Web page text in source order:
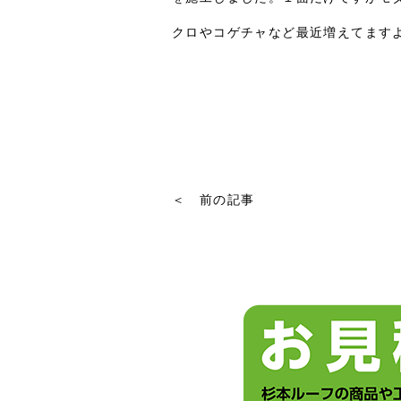
クロやコゲチャなど最近増えてます
＜ 前の記事